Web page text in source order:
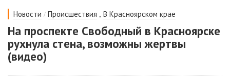
Новости / Происшествия , В Красноярском крае
На проспекте Свободный в Красноярске
рухнула стена, возможны жертвы
(видео)